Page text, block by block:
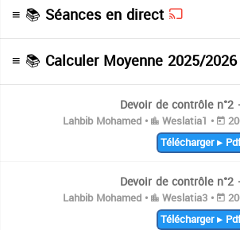
≡ 📚 Séances en direct
≡ 📚 Calculer Moyenne 2025/2026
Devoir de contrôle
Weslatia1 •
Télécharger ▸ Pdf
Devoir de contrôle
Weslatia3 •
Télécharger ▸ Pdf